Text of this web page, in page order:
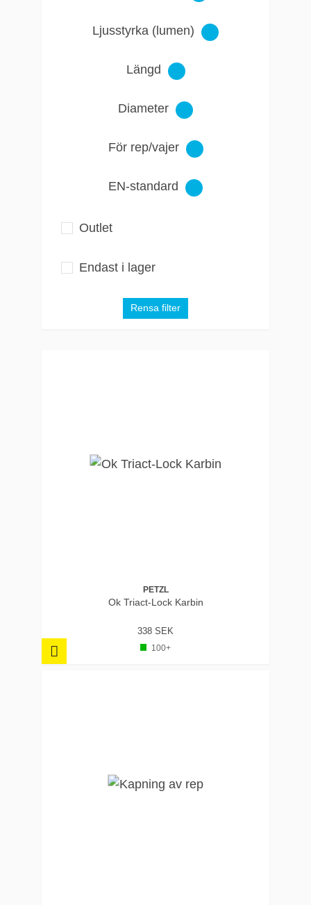
Ljusstyrka (lumen)
Längd
Diameter
För rep/vajer
EN-standard
Outlet
Endast i lager
Rensa filter
PETZL
Ok Triact-Lock Karbin
338 SEK
100+